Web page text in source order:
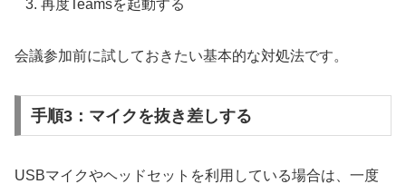
再度Teamsを起動する
会議参加前に試しておきたい基本的な対処法です。
手順3：マイクを抜き差しする
USBマイクやヘッドセットを利用している場合は、一度